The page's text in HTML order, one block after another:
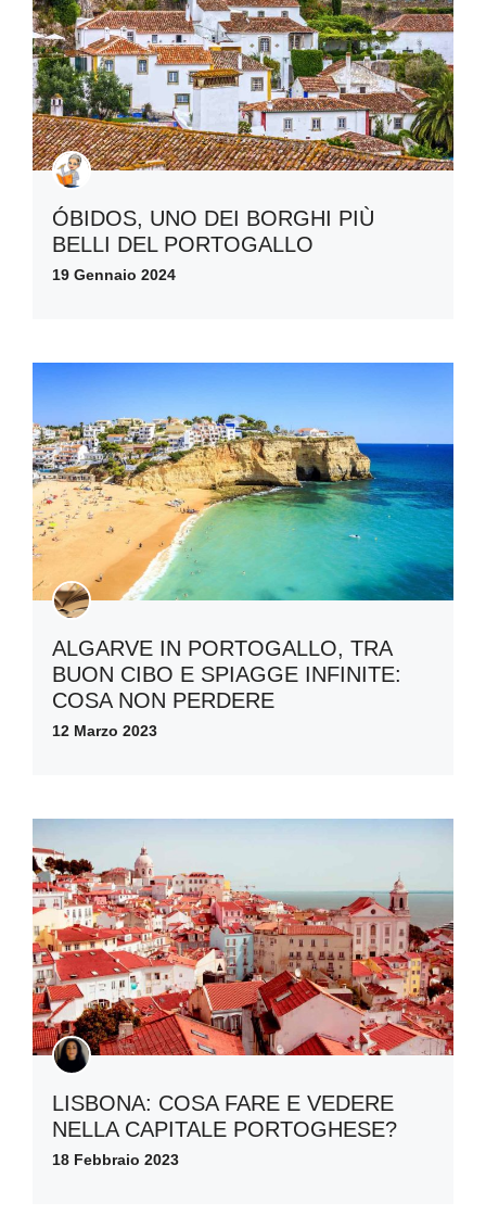
ÓBIDOS, UNO DEI BORGHI PIÙ
BELLI DEL PORTOGALLO
19 Gennaio 2024
ALGARVE IN PORTOGALLO, TRA
BUON CIBO E SPIAGGE INFINITE:
COSA NON PERDERE
12 Marzo 2023
LISBONA: COSA FARE E VEDERE
NELLA CAPITALE PORTOGHESE?
18 Febbraio 2023